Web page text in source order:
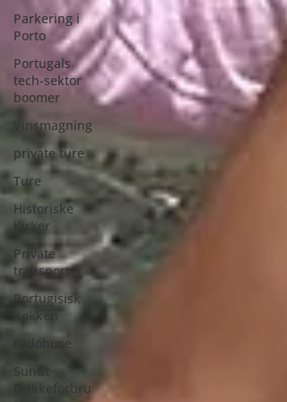
Parkering i
Porto
Portugals
tech-sektor
boomer
Vinsmagning
private ture
Ture
Historiske
Kirker
Private
transporter
Portugisisk
Køkken
Fadohuse
Sundt
Drikkeforbru